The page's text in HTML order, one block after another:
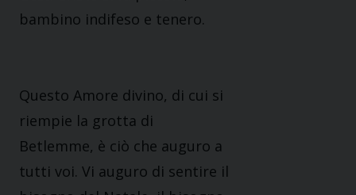
bambino indifeso e tenero.
Questo Amore divino, di cui si
riempie la grotta di
Betlemme, è ciò che auguro a
tutti voi. Vi auguro di sentire il